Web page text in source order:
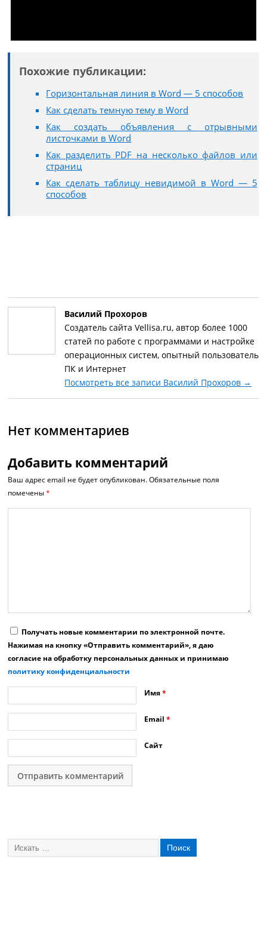
Похожие публикации:
Горизонтальная линия в Word — 5 способов
Как сделать темную тему в Word
Как создать объявления с отрывными
листочками в Word
Как разделить PDF на несколько файлов или
страниц
Как сделать таблицу невидимой в Word — 5
способов
Василий Прохоров
Создатель сайта Vellisa.ru, автор более 1000
статей по работе с программами и настройке
операционных систем, опытный пользователь
ПК и Интернет
Посмотреть все записи Василий Прохоров →
Нет комментариев
Добавить комментарий
Ваш адрес email не будет опубликован. Обязательные поля
помечены*
Получать новые комментарии по электронной почте.
Нажимая на кнопку «Отправить комментарий», я даю
согласие на обработку персональных данных и принимаю
политику конфиденциальности
Имя*
Email*
Сайт